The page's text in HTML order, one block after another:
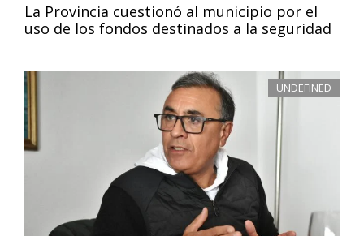
La Provincia cuestionó al municipio por el
uso de los fondos destinados a la seguridad
UNDEFINED